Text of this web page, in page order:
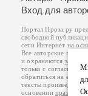
Вход для
Портал Проза.ру
свободной
сети Интернет на
Все авторские права
и охраняются законом
только с согласия
обратиться на его
тексты произведений
основанииправил